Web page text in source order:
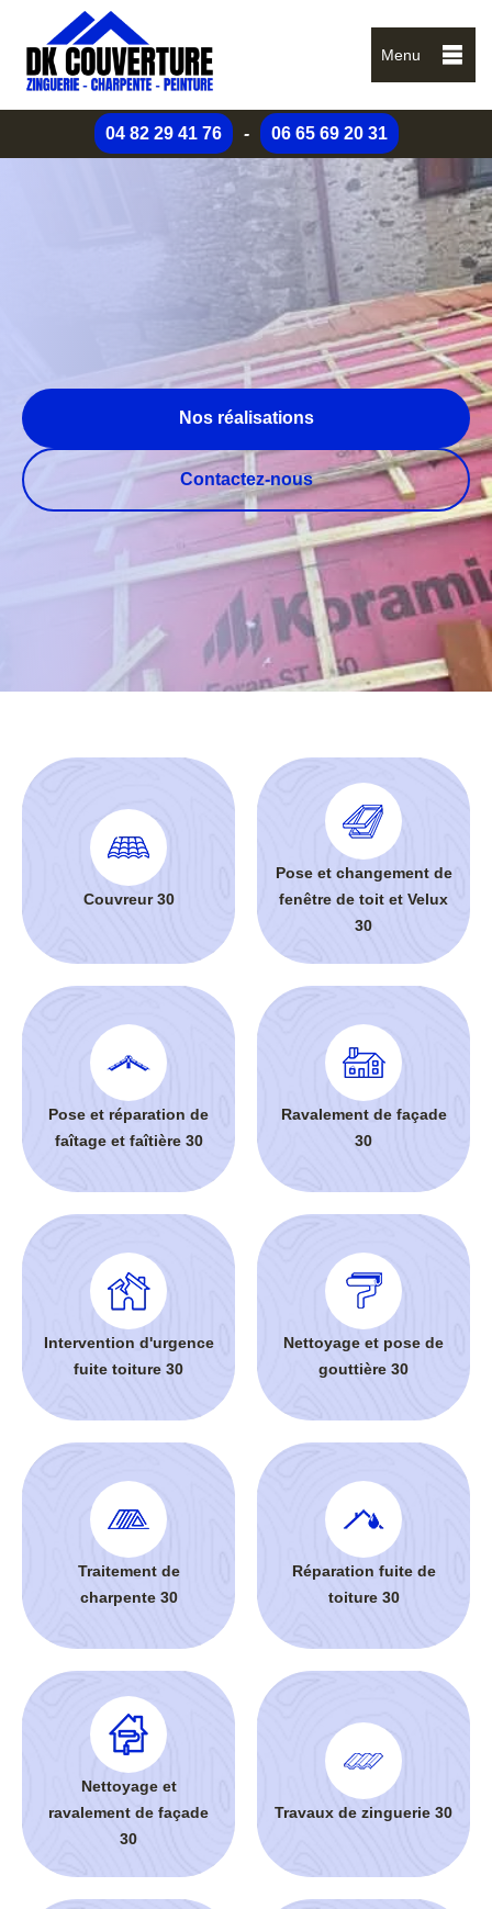
Menu
04 82 29 41 76 - 06 65 69 20 31
Nos réalisations
Contactez-nous
Couvreur 30
Pose et changement de
fenêtre de toit et Velux
30
Pose et réparation de
faîtage et faîtière 30
Ravalement de façade
30
Intervention d'urgence
fuite toiture 30
Nettoyage et pose de
gouttière 30
Traitement de
charpente 30
Réparation fuite de
toiture 30
Nettoyage et
ravalement de façade
30
Travaux de zinguerie 30